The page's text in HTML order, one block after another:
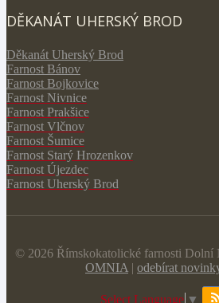
DĚKANÁT UHERSKÝ BROD
Děkanát Uherský Brod
Farnost Bánov
Farnost Bojkovice
Farnost Nivnice
Farnost Prakšice
Farnost Vlčnov
Farnost Šumice
Farnost Starý Hrozenkov
Farnost Újezdec
Farnost Uherský Brod
© 2026 Římskokatolické farnosti Dolní
OMNIA | odebírat
Select Language ▼